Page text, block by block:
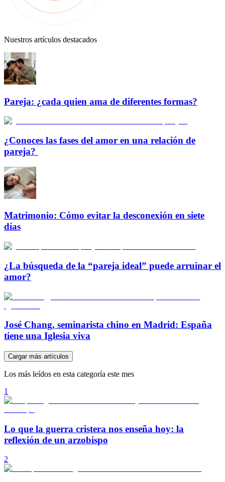
Nuestros artículos destacados
Pareja: ¿cada quien ama de diferentes formas?
¿Conoces las fases del amor en una relación de
pareja?
Matrimonio: Cómo evitar la desconexión en siete
días
¿La búsqueda de la “pareja ideal” puede arruinar el
amor?
José Chang, seminarista chino en Madrid: España
tiene una Iglesia viva
Cargar más artículos
Los más leídos en esta categoría este mes
1
Lo que la guerra cristera nos enseña hoy: la
reflexión de un arzobispo
2